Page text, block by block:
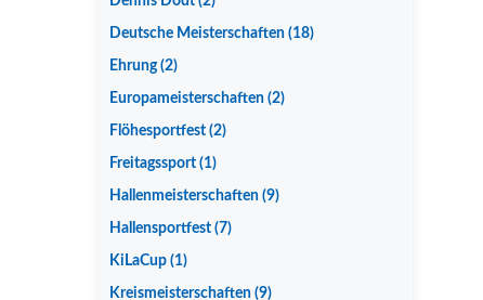
Deutsche Meisterschaften (18)
Ehrung(2)
Europameisterschaften (2)
Flöhesportfest (2)
Freitagssport (1)
Hallenmeisterschaften (9)
Hallensportfest (7)
KiLaCup (1)
Kreismeisterschaften (9)